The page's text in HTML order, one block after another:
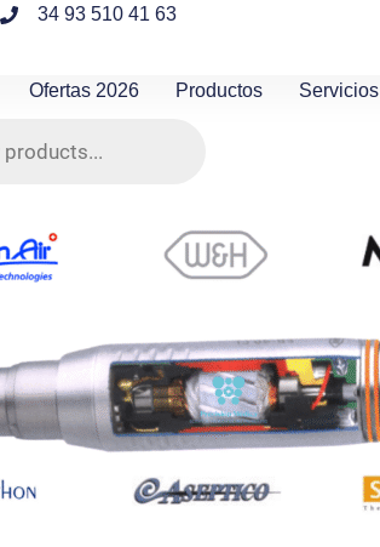
34 93 510 41 63
Ofertas 2026 Productos Servicios